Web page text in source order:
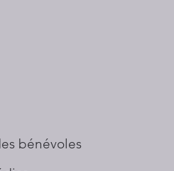
bénévoles